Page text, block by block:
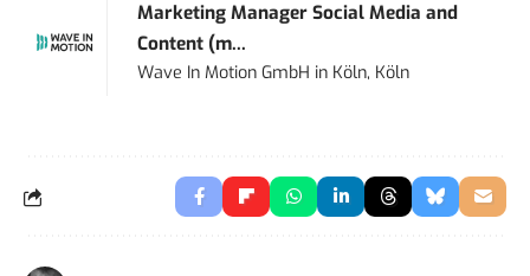
Marketing Manager Social Media and
Content (m...
Wave In Motion GmbH in Köln, Köln